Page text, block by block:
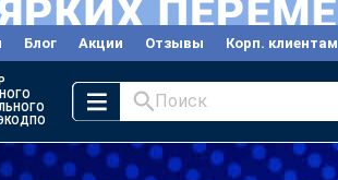
Блог Акции Отзывы Корп. клиентам
Поиск